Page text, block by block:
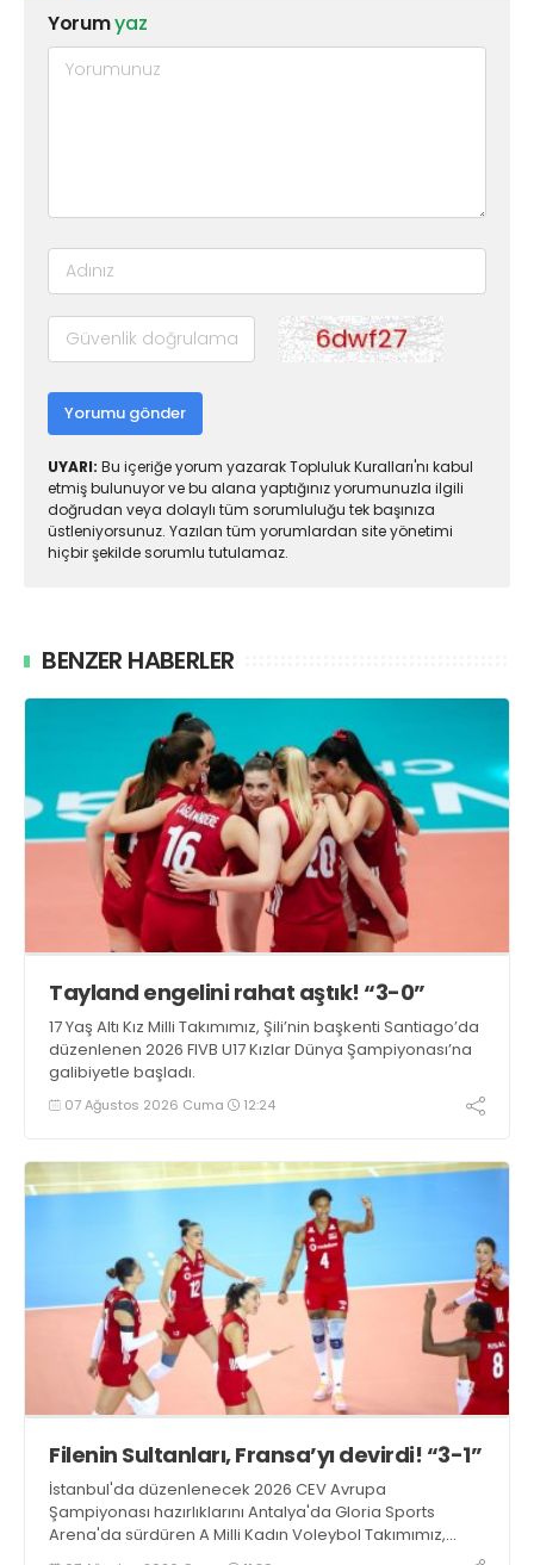
Yorumyaz
Yorumu gönder
UYARI: Bu içeriğe yorum yazarak Topluluk Kuralları'nı kabul
etmiş bulunuyor ve bu alana yaptığınız yorumunuzla ilgili
doğrudan veya dolaylı tüm sorumluluğu tek başınıza
üstleniyorsunuz. Yazılan tüm yorumlardan site yönetimi
hiçbir şekilde sorumlu tutulamaz.
BENZER HABERLER
Tayland engelini rahat aştık! “3-0”
17 Yaş Altı Kız Milli Takımımız, Şili’nin başkenti Santiago’da
düzenlenen 2026 FIVB U17 Kızlar Dünya Şampiyonası’na
galibiyetle başladı.
07 Ağustos 2026 Cuma 12:24
Filenin Sultanları, Fransa’yı devirdi! “3-1”
İstanbul'da düzenlenecek 2026 CEV Avrupa
Şampiyonası hazırlıklarını Antalya'da Gloria Sports
Arena'da sürdüren A Milli Kadın Voleybol Takımımız,
Fransa ile oynadığı hazırlık maçından 3-1 galip ayrıldı.